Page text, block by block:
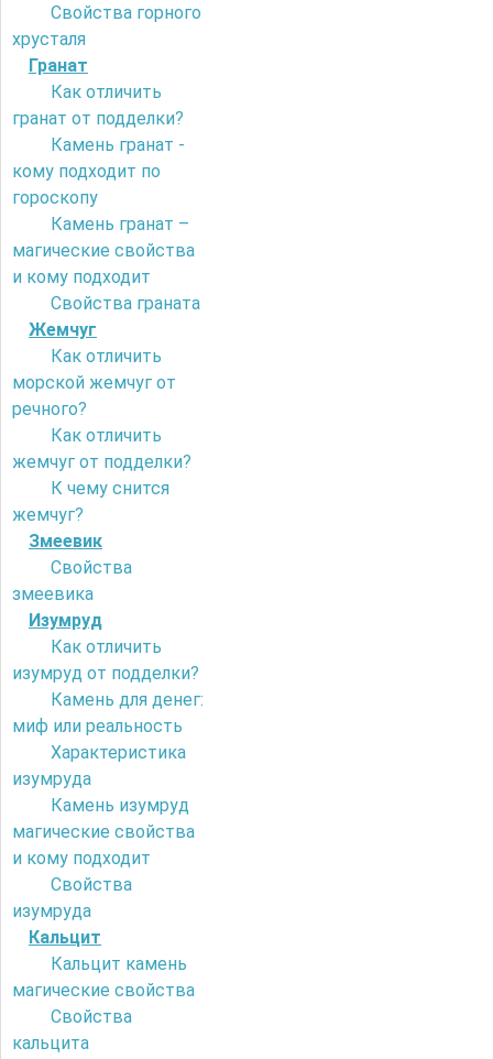
Свойства горного
хрусталя
Гранат
Как отличить
гранат от подделки?
Камень гранат -
кому подходит по
гороскопу
Камень гранат –
магические свойства
и кому подходит
Свойства граната
Жемчуг
Как отличить
морской жемчуг от
речного?
Как отличить
жемчуг от подделки?
К чему снится
жемчуг?
Змеевик
Свойства
змеевика
Изумруд
Как отличить
изумруд от подделки?
Камень для денег:
миф или реальность
Характеристика
изумруда
Камень изумруд
магические свойства
и кому подходит
Свойства
изумруда
Кальцит
Кальцит камень
магические свойства
Свойства
кальцита